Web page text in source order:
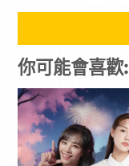
你可能會喜歡: